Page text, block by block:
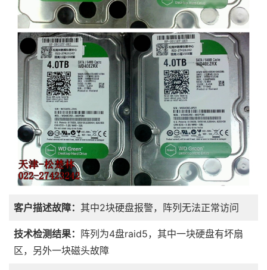
客户描述故障： 其中2块硬盘报警，阵列无法正常访问
技术检测结果： 阵列为4盘raid5，其中一块硬盘有坏扇
区，另外一块磁头故障